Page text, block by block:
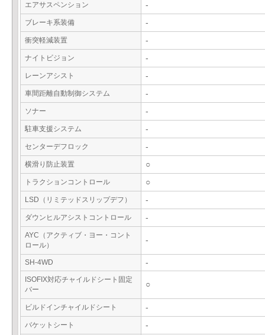
エアサスペンション -
ブレーキ系装備 -
衝突軽減装置 -
ナイトビジョン -
レーンアシスト -
車間距離自動制御システム -
ソナー -
駐車支援システム -
センターデフロック -
横滑り防止装置 ○
トラクションコントロール ○
LSD（リミテッドスリップデフ） -
ダウンヒルアシストコントロール -
AYC（アクティブ・ヨー・コント
ロール）
-
SH-4WD -
ISOFIX対応チャイルドシート固定
バー
○
ビルドインチャイルドシート -
バケットシート -